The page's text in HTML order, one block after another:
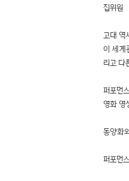
집위원
고대 역
이 세계
리고 다
퍼포먼
영화 영
동양화
퍼포먼